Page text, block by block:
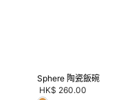
Sphere 陶瓷飯碗
HK$ 260.00